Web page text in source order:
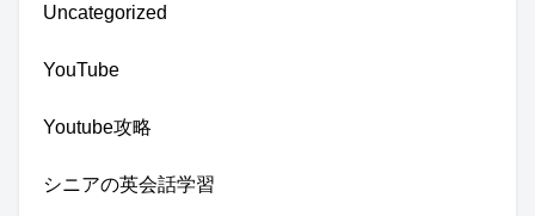
Uncategorized
YouTube
Youtube攻略
シニアの英会話学習